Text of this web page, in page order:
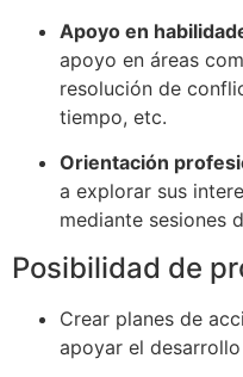
Apoyo en
apoyo en áreas
resolución de
tiempo, etc.
Orientación
a explorar sus
mediante sesiones
Posibilidad de
Crear planes de
apoyar el